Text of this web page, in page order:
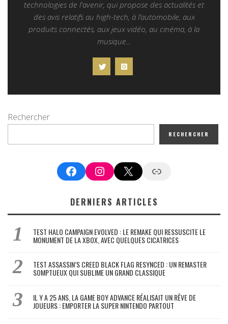
technologies de l'avenir, qui propose des actualités et
des avis relatifs au high-tech, à l’automobile, aux
produits connectés, aux jeux vidéo, au cinéma, à la
musique...
Rechercher
RECHERCHER
FacebookInstagram
X Google News
DERNIERS ARTICLES
TEST HALO CAMPAIGN EVOLVED : LE REMAKE QUI RESSUSCITE LE
MONUMENT DE LA XBOX, AVEC QUELQUES CICATRICES
TEST ASSASSIN’S CREED BLACK FLAG RESYNCED : UN REMASTER
SOMPTUEUX QUI SUBLIME UN GRAND CLASSIQUE
IL Y A 25 ANS, LA GAME BOY ADVANCE RÉALISAIT UN RÊVE DE
JOUEURS : EMPORTER LA SUPER NINTENDO PARTOUT